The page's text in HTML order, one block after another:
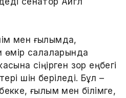
мен ғылымда,
өмір салаларында
сіңірген зор еңбегі
үшін беріледі. Бұл –
ғылым мен білімге,